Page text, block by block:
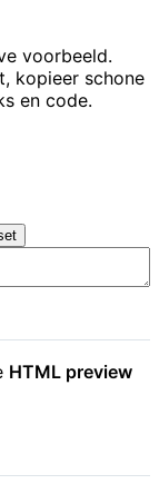
voorbeeld.
kopieer schone
en code.
HTML preview